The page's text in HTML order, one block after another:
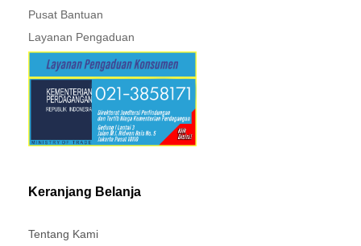
Pusat Bantuan
Layanan Pengaduan
Keranjang Belanja
Tentang Kami